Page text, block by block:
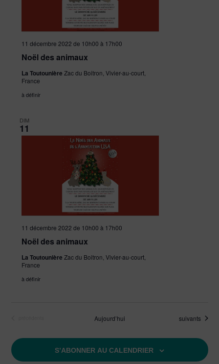
Noël des animaux
11 décembre 2022 de 10h00 à 17h00
La Toutounière Zac du Boitron, Vivier-au-court,
France
à définir
DIM
11
Noël des animaux
11 décembre 2022 de 10h00 à 17h00
La Toutounière Zac du Boitron, Vivier-au-court,
France
à définir
Aujourd’hui Évènements
suivants
S’ABONNER AU CALENDRIER